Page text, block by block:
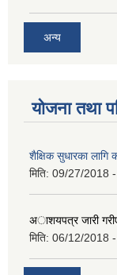
अन्य
योजना तथा
शैक्षिक सुधारका लागि
मिति: 09/27/2018
अाशयपत्र जारी
मिति: 06/12/2018